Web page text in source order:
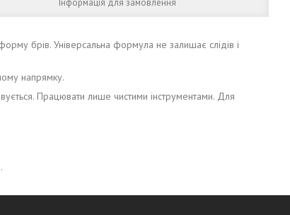
брів. Універсальна формула не залишає слідів і
напрямку.
Працювати лише чистими інструментами. Для